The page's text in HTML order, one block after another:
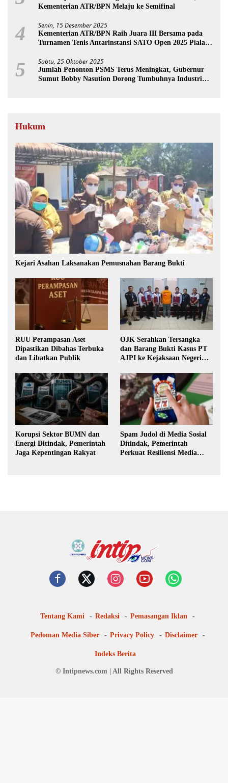
Kementerian ATR/BPN Melaju ke Semifinal
4 Senin, 15 Desember 2025
Kementerian ATR/BPN Raih Juara III Bersama pada
Turnamen Tenis Antarinstansi SATO Open 2025 Piala
5 Sabtu, 25 Oktober 2025
Jumlah Penonton PSMS Terus Meningkat, Gubernur
Sumut Bobby Nasution Dorong Tumbuhnya Industri
Hukum
Kejari Asahan Laksanakan Pemusnahan Barang Bukti
RUU Perampasan Aset
Dipastikan Dibahas Terbuka
dan Libatkan Publik
OJK Serahkan Tersangka
dan Barang Bukti Kasus PT
AJPI ke Kejaksaan Negeri
Korupsi Sektor BUMN dan
Energi Ditindak, Pemerintah
Jaga Kepentingan Rakyat
Spam Judol di Media Sosial
Ditindak, Pemerintah
Perkuat Resiliensi Media
Tentang Kami Redaksi Pemasangan Iklan
Pedoman Media Siber Privacy Policy Disclaimer
Indeks Berita
© Intipnews.com | All Rights Reserved